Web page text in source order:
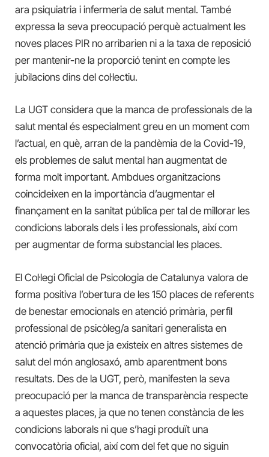
ara psiquiatria i infermeria de salut mental. També
expressa la seva preocupació perquè actualment les
noves places PIR no arribarien ni a la taxa de reposició
per mantenir-ne la proporció tenint en compte les
jubilacions dins del col·lectiu.
La UGT considera que la manca de professionals de la
salut mental és especialment greu en un moment com
l’actual, en què, arran de la pandèmia de la Covid-19,
els problemes de salut mental han augmentat de
forma molt important. Ambdues organitzacions
coincideixen en la importància d’augmentar el
finançament en la sanitat pública per tal de millorar les
condicions laborals dels i les professionals, així com
per augmentar de forma substancial les places.
El Col·legi Oficial de Psicologia de Catalunya valora de
forma positiva l’obertura de les 150 places de referents
de benestar emocionals en atenció primària, perfil
professional de psicòleg/a sanitari generalista en
atenció primària que ja existeix en altres sistemes de
salut del món anglosaxó, amb aparentment bons
resultats. Des de la UGT, però, manifesten la seva
preocupació per la manca de transparència respecte
a aquestes places, ja que no tenen constància de les
condicions laborals ni que s’hagi produït una
convocatòria oficial, així com del fet que no siguin